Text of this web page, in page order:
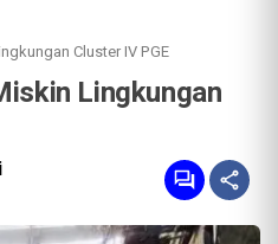
Cluster IV PGE
Lingkungan